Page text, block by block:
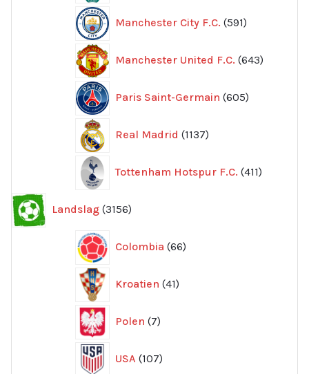
Manchester City F.C. 591
produkter
Manchester United F.C. 643
Paris Saint-Germain 605
produkter
Real Madrid 1137
produkter
Tottenham Hotspur F.C. 411
produkter
Landslag 3156
produkter
Colombia 66
produkter
Kroatien 41
produkter
Polen 7
produkter
USA 107
produkter